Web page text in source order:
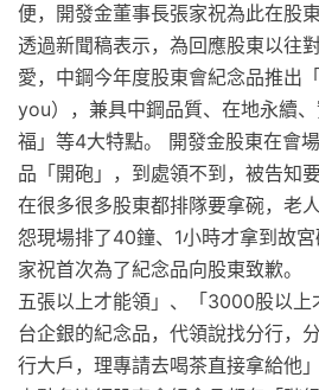
便，開發金董事長張家祝為此在股
透過新聞稿表示，為回應股東以往
愛，中鋼今年度股東會紀念品推出
you），兼具中鋼品質、在地永續
福」等4大特點。 開發金股東在會
品「開砲」，到處領不到，被告知
在很多很多股東都排隊要拿碗，老
怨現場排了40鐘、1小時才拿到故
家祝首次為了紀念品向股東致歉。
五張以上才能領」、「3000股以上
台企銀的紀念品，代領說找分行，
行大戶，理專請去喝茶直接拿給他